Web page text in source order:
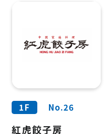
1F No.26
紅虎餃子房